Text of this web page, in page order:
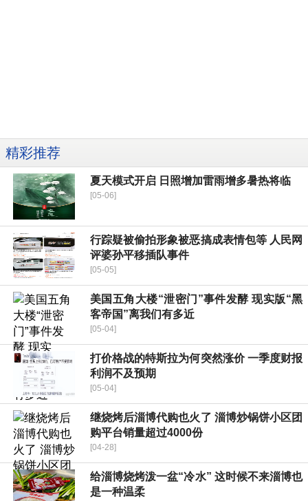
精彩推荐
夏天模式开启 日照增加雷雨增多暑热将临
[05-06]
行踪疑被偷拍形象被恶搞成表情包等 人民网
评婆孙平移插队事件
[05-05]
美国五角大楼“泄密门”事件发酵 现实版“黑
客帝国”离我们有多近
[05-04]
打价格战的特斯拉为何突然涨价 一季度财报
利润不及预期
[05-04]
继烧烤后淄博代购也火了 淄博炒锅饼小区团
购平台销量超过4000份
[04-28]
给淄博烧烤泼一盆“冷水” 这时候不来淄博也
是一种温柔